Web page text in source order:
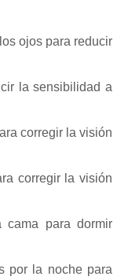
ojos para reducir
la sensibilidad a
corregir la visión
corregir la visión
cama para dormir
por la noche para